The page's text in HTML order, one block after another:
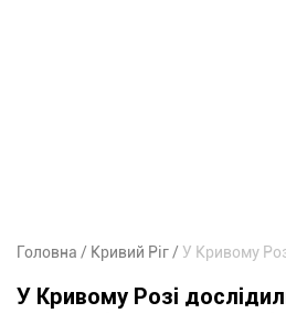
Головна Кривий Ріг
У Кривому Розі